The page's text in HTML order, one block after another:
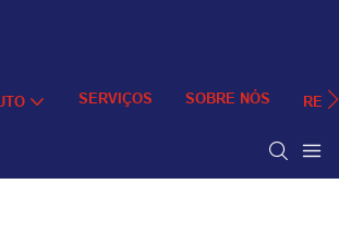
SERVIÇOS SOBRE NÓS